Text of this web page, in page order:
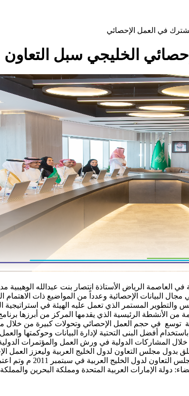
في العمل الإحصائي
الخليجي سبل
في العاصمة الرياض الأستاذة انتصار بنت عبدالله
البيانات الإحصائية وعدداً من المواضيع ذات
والتطوير المستمر الذي تعمل عليه الهيئة في
الأنشطة الرئيسية الذي يقدمها المركز من أبرزها
في حجم العمل الإحصائي وتحولات كبيرة من خلال
أفضل البنى التحتية لإدارة البيانات وحوكمتها
المشاركات الدولية في ورش العمل والمؤتمرات
بدول مجلس التعاون لدول الخليج العربية وليعزز العمل
دولة الإمارات العربية المتحدة ومملكة البحرين